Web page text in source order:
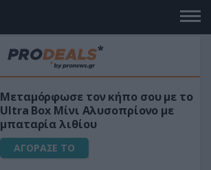
«Μαγική» φόρμουλα τριβόλι + VIP
για αύξηση της λίμπιντο
ΑΓΟΡΑΣΕ ΤΟ